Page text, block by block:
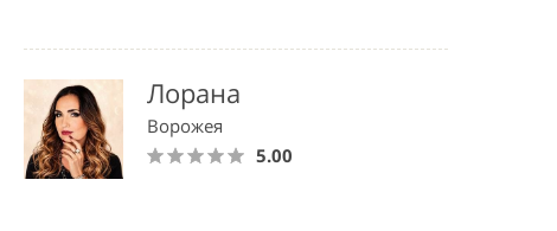
Лорана
Ворожея
5.00